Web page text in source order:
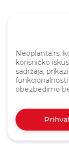
Neoplanta.rs.
korisničko
sadržaja,
obezbedimo